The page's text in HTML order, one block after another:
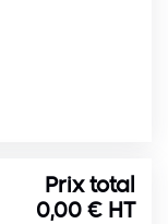
Prix total
0,00 € HT